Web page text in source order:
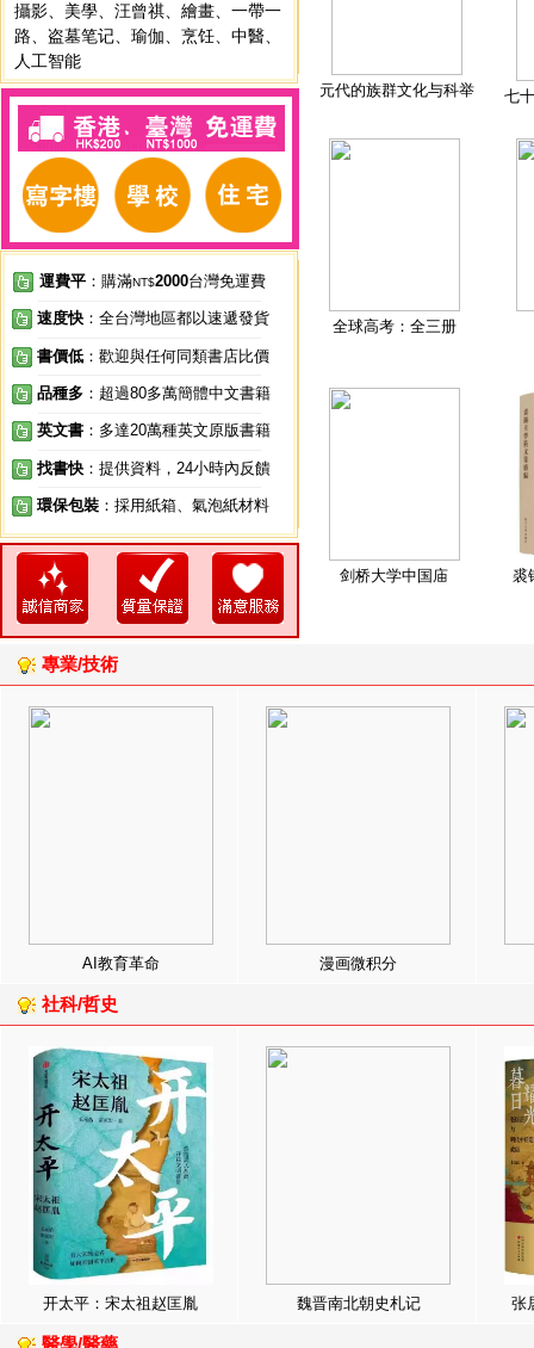
攝影
美學 汪曾祺 繪畫
一帶一
路
盗墓笔记 瑜伽 烹饪 中醫
人工智能
運費平 ：購滿NT$2000台灣免運費
速度快 ：全台灣地區都以速遞發貨
書價低 ：歡迎與任何同類書店比價
品種多 ：超過80多萬簡體中文書籍
英文書 ：多達20萬種英文原版書籍
找書快 ：提供資料，24小時內反饋
環保包裝 ：採用紙箱、氣泡紙材料
元代的族群文化与科举 七
全球高考：全三册
剑桥大学中国庙 裘
專業/技術
AI教育革命 漫画微积分
社科/哲史
开太平：宋太祖赵匡胤 魏晋南北朝史札记 张
醫學/醫藥